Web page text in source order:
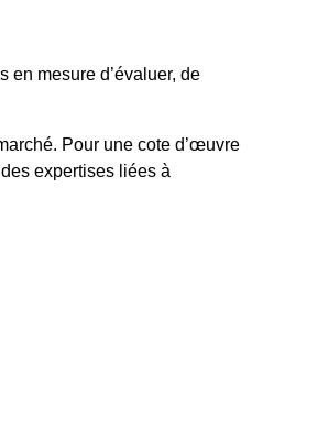
en mesure d’évaluer, de
Pour une cote d’œuvre
expertises liées à